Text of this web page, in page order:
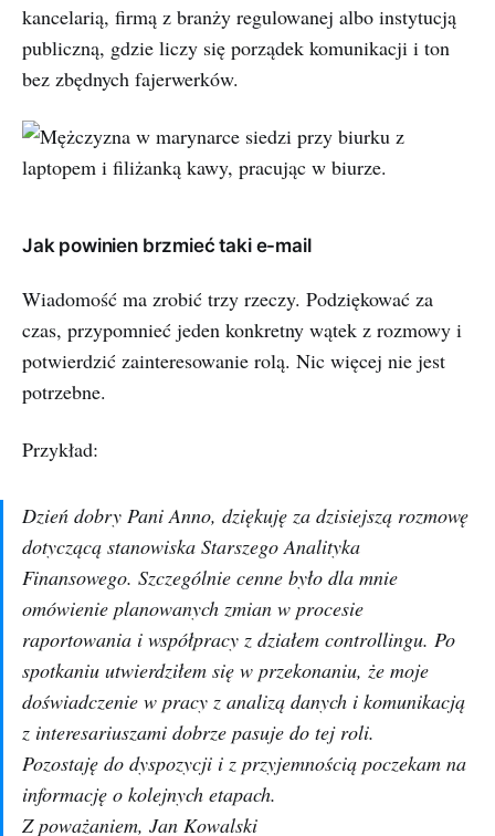
kancelarią, firmą z branży regulowanej albo instytucją
publiczną, gdzie liczy się porządek komunikacji i ton
bez zbędnych fajerwerków.
Jak powinien brzmieć taki e-mail
Wiadomość ma zrobić trzy rzeczy. Podziękować za
czas, przypomnieć jeden konkretny wątek z rozmowy i
potwierdzić zainteresowanie rolą. Nic więcej nie jest
potrzebne.
Przykład:
Dzień dobry Pani Anno, dziękuję za dzisiejszą rozmowę
dotyczącą stanowiska Starszego Analityka
Finansowego. Szczególnie cenne było dla mnie
omówienie planowanych zmian w procesie
raportowania i współpracy z działem controllingu. Po
spotkaniu utwierdziłem się w przekonaniu, że moje
doświadczenie w pracy z analizą danych i komunikacją
z interesariuszami dobrze pasuje do tej roli.
Pozostaję do dyspozycji i z przyjemnością poczekam na
informację o kolejnych etapach.
Z poważaniem, Jan Kowalski